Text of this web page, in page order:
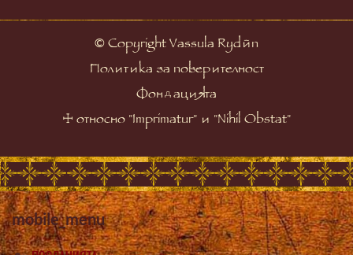
© Copyright Vassula Rydén
Политика за поверителност
Фондацията
☩ относно "Imprimatur" и "Nihil Obstat"
mobile_menu